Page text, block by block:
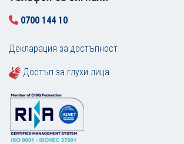
0700 144 10
Декларация за достъпност
Достъп за глухи лица